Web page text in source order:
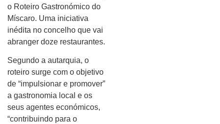
o Roteiro Gastronómico do
Míscaro. Uma iniciativa
inédita no concelho que vai
abranger doze restaurantes.
Segundo a autarquia, o
roteiro surge com o objetivo
de “impulsionar e promover”
a gastronomia local e os
seus agentes económicos,
“contribuindo para o